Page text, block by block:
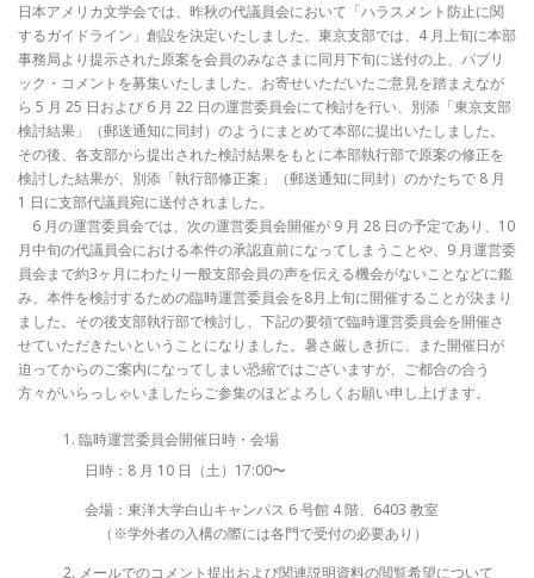
日本アメリカ文学会では、昨秋の代議員会において「ハラスメント防止に関
するガイドライン」創設を決定いたしました。東京支部では、4 月上旬に本部
事務局より提示された原案を会員のみなさまに同月下旬に送付の上、パブリ
ック・コメントを募集いたしました。お寄せいただいたご意見を踏まえなが
ら 5 月 25 日および 6 月 22 日の運営委員会にて検討を行い、別添「東京支部
検討結果」（郵送通知に同封）のようにまとめて本部に提出いたしました。
その後、各支部から提出された検討結果をもとに本部執行部で原案の修正を
検討した結果が、別添「執行部修正案」（郵送通知に同封）のかたちで 8 月
1 日に支部代議員宛に送付されました。
6 月の運営委員会では、次の運営委員会開催が 9 月 28 日の予定であり、10
月中旬の代議員会における本件の承認直前になってしまうことや、9 月運営委
員会まで約3ヶ月にわたり一般支部会員の声を伝える機会がないことなどに鑑
み、本件を検討するための臨時運営委員会を8月上旬に開催することが決まり
ました。その後支部執行部で検討し、下記の要領で臨時運営委員会を開催さ
せていただきたいということになりました。暑さ厳しき折に、また開催日が
迫ってからのご案内になってしまい恐縮ではございますが、ご都合の合う
方々がいらっしゃいましたらご参集のほどよろしくお願い申し上げます。
臨時運営委員会開催日時・会場
日時：8 月 10 日（土）17:00〜
会場：東洋大学白山キャンパス 6 号館 4 階、6403 教室
（※学外者の入構の際には各門で受付の必要あり）
メールでのコメント提出および関連説明資料の閲覧希望について